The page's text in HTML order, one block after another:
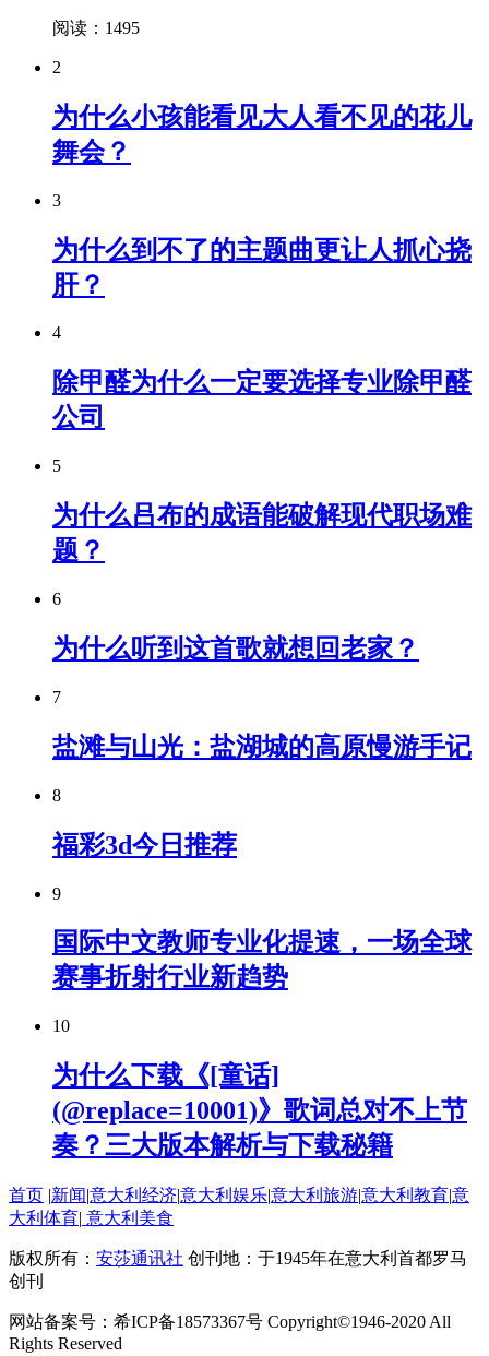
阅读：1495
2
为什么小孩能看见大人看不见的花儿
舞会？
3
为什么到不了的主题曲更让人抓心挠
肝？
4
除甲醛为什么一定要选择专业除甲醛
公司
5
为什么吕布的成语能破解现代职场难
题？
6
为什么听到这首歌就想回老家？
7
盐滩与山光：盐湖城的高原慢游手记
8
福彩3d今日推荐
9
国际中文教师专业化提速，一场全球
赛事折射行业新趋势
10
为什么下载《[童话]
(@replace=10001)》歌词总对不上节
奏？三大版本解析与下载秘籍
首页 |新闻|意大利经济|意大利娱乐|意大利旅游|意大利教育|意
大利体育| 意大利美食
版权所有： 安莎通讯社 创刊地：于1945年在意大利首都罗马
创刊
网站备案号：希ICP备18573367号 Copyright©1946-2020 All
Rights Reserved